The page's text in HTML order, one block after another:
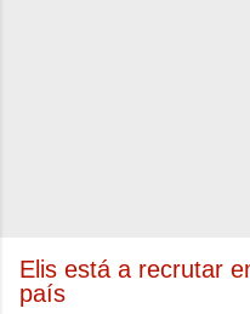
Elis está a recrutar
país